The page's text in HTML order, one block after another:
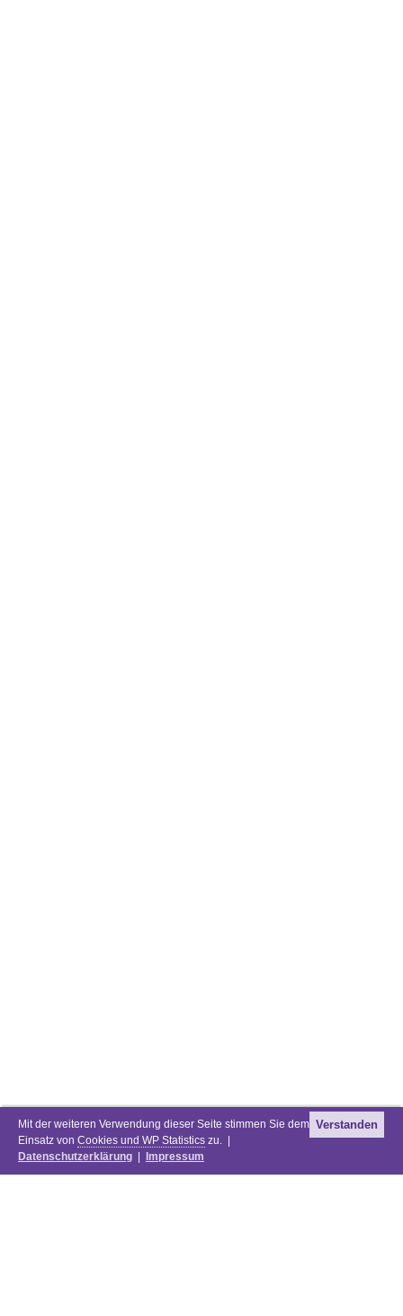
Mit der weiteren Verwendung dieser Seite stimmen Sie dem
Einsatz von Cookies und WP Statistics zu. |
Datenschutzerklärung
Impressum
Verstanden